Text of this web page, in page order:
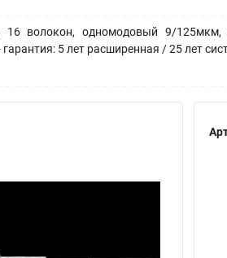
16 волокон, одномодовый 9/
5 лет расширенная / 25 лет